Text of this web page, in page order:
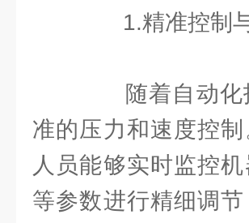
1.精准控制与
随着自动化
准的压力和速度控
人员能够实时监控
等参数进行精细调